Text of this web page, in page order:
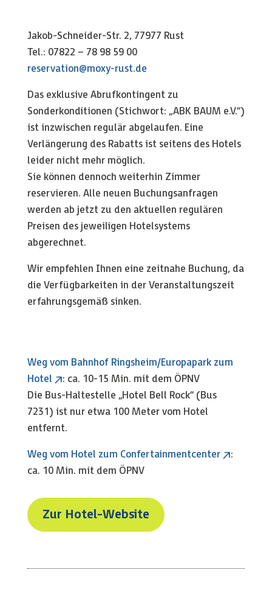
Jakob-Schneider-Str. 2, 77977 Rust
Tel.: 07822 – 78 98 59 00
reservation@moxy-rust.de
Das exklusive Abrufkontingent zu
Sonderkonditionen (Stichwort: „ABK BAUM e.V.“)
ist inzwischen regulär abgelaufen. Eine
Verlängerung des Rabatts ist seitens des Hotels
leider nicht mehr möglich.
Sie können dennoch weiterhin Zimmer
reservieren. Alle neuen Buchungsanfragen
werden ab jetzt zu den aktuellen regulären
Preisen des jeweiligen Hotelsystems
abgerechnet.
Wir empfehlen Ihnen eine zeitnahe Buchung, da
die Verfügbarkeiten in der Veranstaltungszeit
erfahrungsgemäß sinken.
Weg vom Bahnhof Ringsheim/Europapark zum
Hotel
: ca. 10-15 Min. mit dem ÖPNV
Die Bus-Haltestelle „Hotel Bell Rock“ (Bus
7231) ist nur etwa 100 Meter vom Hotel
entfernt.
Weg vom Hotel zum Confertainmentcenter
:
ca. 10 Min. mit dem ÖPNV
Zur Hotel-Website